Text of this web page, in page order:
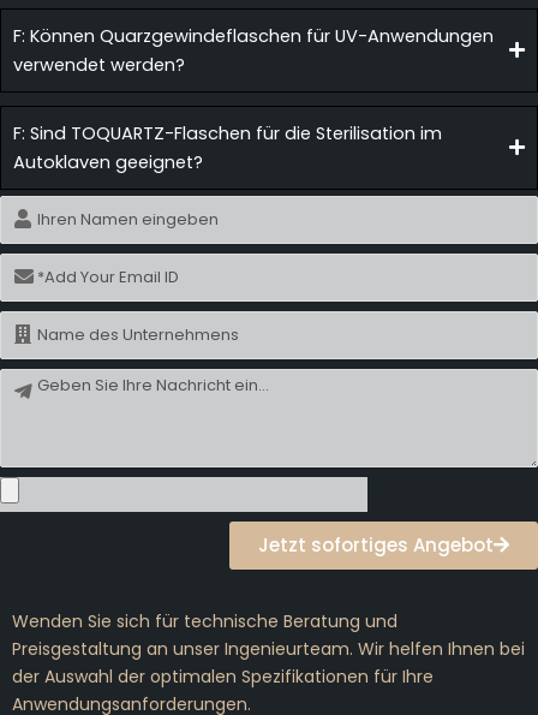
F: Können Quarzgewindeflaschen für UV-Anwendungen
verwendet werden?
F: Sind TOQUARTZ-Flaschen für die Sterilisation im
Autoklaven geeignet?
Name
E-
Mail
Name
Nachricht
Jetzt sofortiges Angebot
Wenden Sie sich für technische Beratung und
Preisgestaltung an unser Ingenieurteam. Wir helfen Ihnen bei
der Auswahl der optimalen Spezifikationen für Ihre
Anwendungsanforderungen.